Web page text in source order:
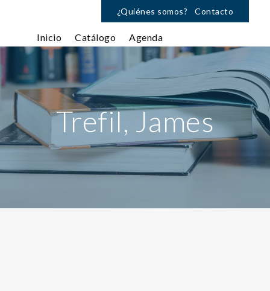
¿Quiénes somos? Contacto
Inicio Catálogo Agenda
Trefil, James